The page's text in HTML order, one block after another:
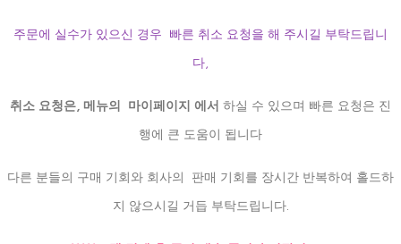
주문에 실수가 있으신 경우 빠른 취소 요청을 해 주시길 부탁드립니
다,
취소 요청은, 메뉴의 마이페이지 에서 하실 수 있으며 빠른 요청은 진
행에 큰 도움이 됩니다
다른 분들의 구매 기회와 회사의 판매 기회를 장시간 반복하여 홀드하
지 않으시길 거듭 부탁드립니다.